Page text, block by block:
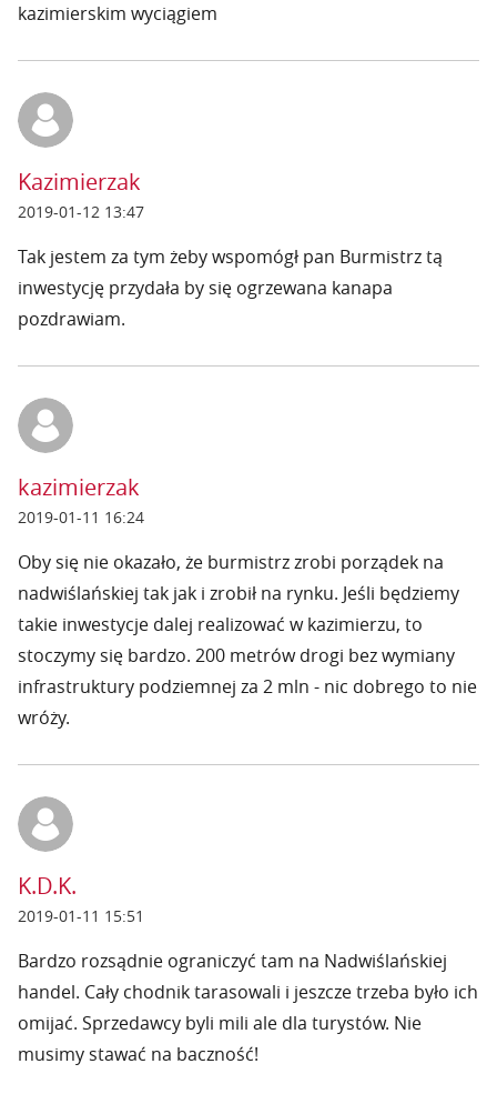
kazimierskim wyciągiem
Kazimierzak
2019-01-12 13:47
Tak jestem za tym żeby wspomógł pan Burmistrz tą
inwestycję przydała by się ogrzewana kanapa
pozdrawiam.
kazimierzak
2019-01-11 16:24
Oby się nie okazało, że burmistrz zrobi porządek na
nadwiślańskiej tak jak i zrobił na rynku. Jeśli będziemy
takie inwestycje dalej realizować w kazimierzu, to
stoczymy się bardzo. 200 metrów drogi bez wymiany
infrastruktury podziemnej za 2 mln - nic dobrego to nie
wróży.
K.D.K.
2019-01-11 15:51
Bardzo rozsądnie ograniczyć tam na Nadwiślańskiej
handel. Cały chodnik tarasowali i jeszcze trzeba było ich
omijać. Sprzedawcy byli mili ale dla turystów. Nie
musimy stawać na baczność!